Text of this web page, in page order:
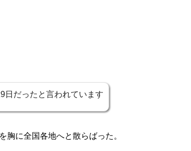
日だったと言われています
胸に全国各地へと散らばった。